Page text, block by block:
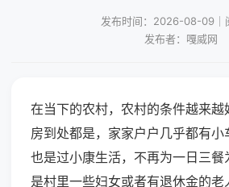
发布时间：2026-08-09｜
发布者：嘎威网
在当下的农村，农村的条件越来越
房到处都是，家家户户几乎都有
也是过小康生活，不再为一日三
是村里一些妇女或者有退休金的老